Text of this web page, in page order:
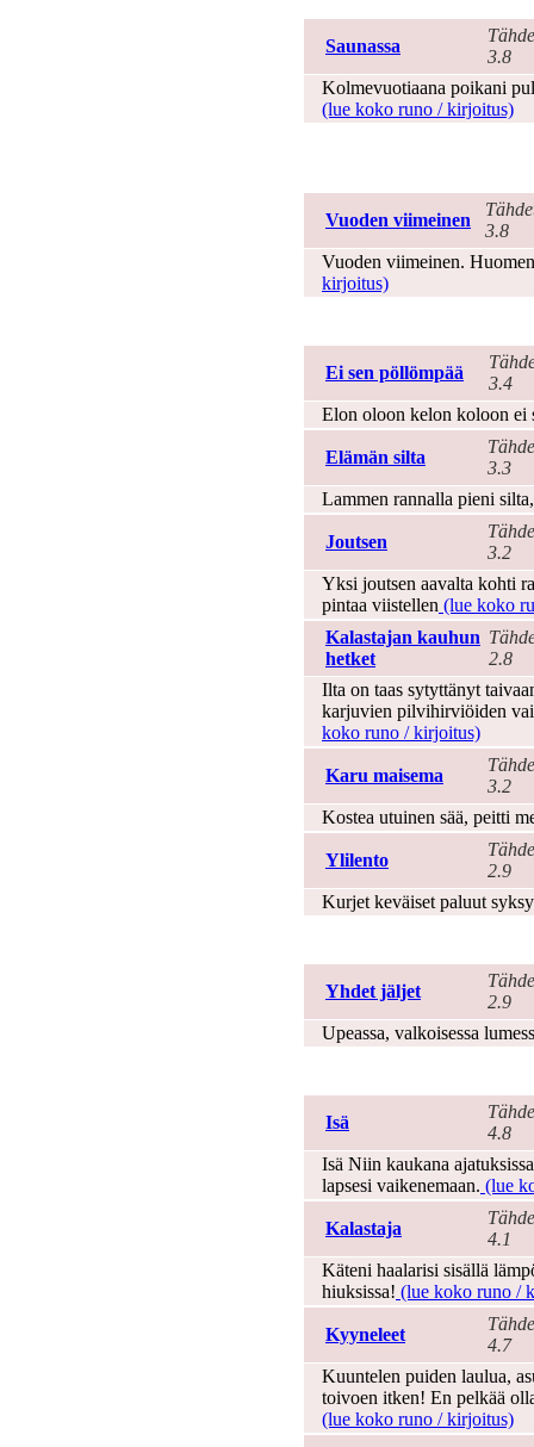
Saunassa
3.8
Kolmevuotiaana poikani
(lue koko runo / kirjoitus)
Vuoden viimeinen
3.8
Vuoden viimeinen.
kirjoitus)
Ei sen pöllömpää
3.4
Elon oloon kelon koloon ei
Elämän silta
3.3
Lammen rannalla pieni
Joutsen
3.2
Yksi joutsen aavalta kohti
pintaa viistellen (lue koko
Kalastajan kauhun
hetket
2.8
Ilta on taas sytyttänyt
karjuvien pilvihirviöiden
koko runo / kirjoitus)
Karu maisema
3.2
Kostea utuinen sää, peitti
Ylilento
2.9
Kurjet keväiset paluut
Yhdet jäljet
2.9
Upeassa, valkoisessa
Isä
4.8
Isä Niin kaukana
lapsesi vaikenemaan. (lue
Kalastaja
4.1
Käteni haalarisi sisällä
hiuksissa! (lue koko runo /
Kyyneleet
4.7
Kuuntelen puiden laulua,
toivoen itken! En pelkää
(lue koko runo / kirjoitus)